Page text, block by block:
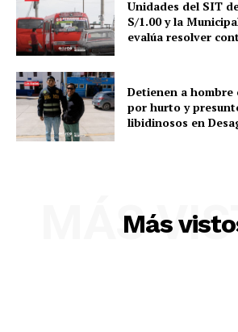
SUSCRIBETE
Unidades del SIT
S/1.00 y la
evalúa resolver
Detienen a
por hurto y
libidinosos en
Más
MÁS